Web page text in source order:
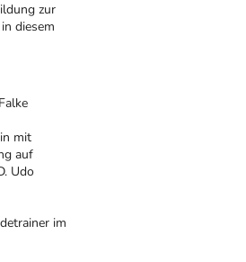
zur
diesem
mit
auf
Udo
im